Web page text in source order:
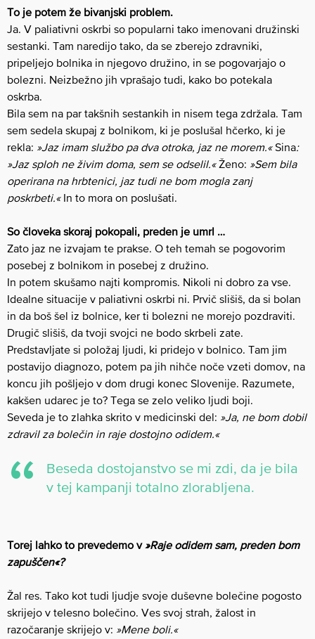
To je potem že bivanjski problem.
Ja. V paliativni oskrbi so popularni tako imenovani družinski
sestanki. Tam naredijo tako, da se zberejo zdravniki,
pripeljejo bolnika in njegovo družino, in se pogovarjajo o
bolezni. Neizbežno jih vprašajo tudi, kako bo potekala
oskrba.
Bila sem na par takšnih sestankih in nisem tega zdržala. Tam
sem sedela skupaj z bolnikom, ki je poslušal hčerko, ki je
rekla: »Jaz imam službo pa dva otroka, jaz ne morem.«Sina:
»Jaz sploh ne živim doma, sem se odselil.«Ženo: »Sem bila
operirana na hrbtenici, jaz tudi ne bom mogla zanj
poskrbeti.«In to mora on poslušati.
So človeka skoraj pokopali, preden je umrl …
Zato jaz ne izvajam te prakse. O teh temah se pogovorim
posebej z bolnikom in posebej z družino.
In potem skušamo najti kompromis. Nikoli ni dobro za vse.
Idealne situacije v paliativni oskrbi ni. Prvič slišiš, da si bolan
in da boš šel iz bolnice, ker ti bolezni ne morejo pozdraviti.
Drugič slišiš, da tvoji svojci ne bodo skrbeli zate.
Predstavljate si položaj ljudi, ki pridejo v bolnico. Tam jim
postavijo diagnozo, potem pa jih nihče noče vzeti domov, na
koncu jih pošljejo v dom drugi konec Slovenije. Razumete,
kakšen udarec je to? Tega se zelo veliko ljudi boji.
Seveda je to zlahka skrito v medicinski del: »Ja, ne bom dobil
zdravil za bolečin in raje dostojno odidem.«
Beseda dostojanstvo se mi zdi, da je bila
v tej kampanji totalno zlorabljena.
Torej lahko to prevedemo v»Raje odidem sam, preden bom
zapuščen«?
Žal res. Tako kot tudi ljudje svoje duševne bolečine pogosto
skrijejo v telesno bolečino. Ves svoj strah, žalost in
razočaranje skrijejo v: »Mene boli.«